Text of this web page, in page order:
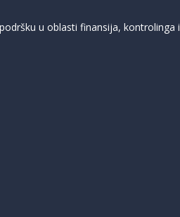
u oblasti finansija, kontrolinga i